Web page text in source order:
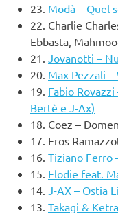
23. Modà – Quel
22. Charlie
Ebbasta,
21.
Jovanotti –
20. Max Pezzali
19. Fabio
Bertè e J-Ax)
18. Coez –
17. Eros
16. Tiziano Ferro
15. Elodie feat.
14.
J-AX – Ostia
13. Takagi &